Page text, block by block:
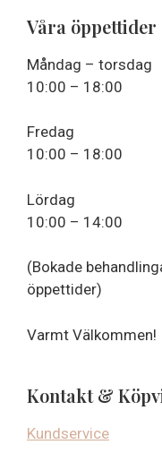
Våra öppettider
Måndag – torsdag
10:00 – 18:00
Fredag
10:00 – 18:00
Lördag
10:00 – 14:00
(Bokade
öppettider)
Varmt Välkommen!
Kontakt &
Kundservice